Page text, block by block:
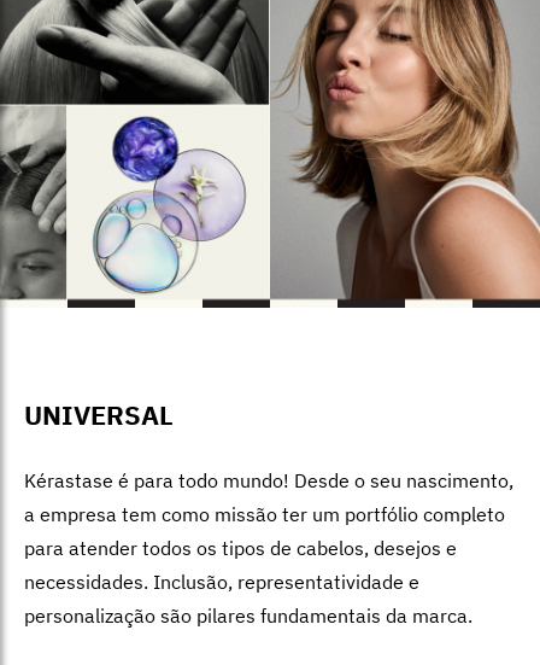
UNIVERSAL
Kérastase é para todo mundo! Desde o seu nascimento,
a empresa tem como missão ter um portfólio completo
para atender todos os tipos de cabelos, desejos e
necessidades. Inclusão, representatividade e
personalização são pilares fundamentais da marca.